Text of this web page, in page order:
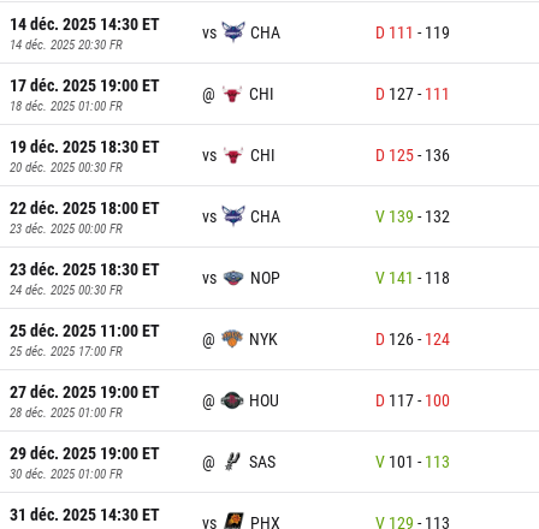
14 déc. 2025 14:30ET
14 déc. 2025 20:30 FR
vs CHA D 111 - 119
17 déc. 2025 19:00ET
18 déc. 2025 01:00 FR
@ CHI D 127- 111
19 déc. 2025 18:30ET
20 déc. 2025 00:30 FR
vs CHI D 125- 136
22 déc. 2025 18:00ET
23 déc. 2025 00:00 FR
vs CHA V 139 - 132
23 déc. 2025 18:30ET
24 déc. 2025 00:30 FR
vs NOP V 141 - 118
25 déc. 2025 11:00ET
25 déc. 2025 17:00 FR
@ NYK D 126- 124
27 déc. 2025 19:00ET
28 déc. 2025 01:00 FR
@ HOU D 117- 100
29 déc. 2025 19:00ET
30 déc. 2025 01:00 FR
@ SAS V 101 - 113
31 déc. 2025 14:30ET vs PHX V 129 - 113